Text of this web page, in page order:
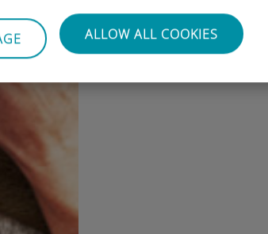
ALLOW ALL COOKIES